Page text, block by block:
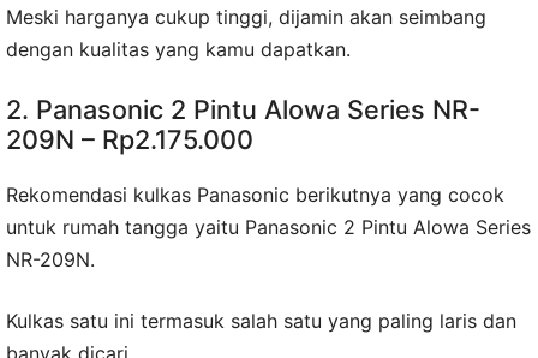
Meski harganya cukup tinggi, dijamin akan seimbang
dengan kualitas yang kamu dapatkan.
2. Panasonic 2 Pintu Alowa Series NR-
209N – Rp2.175.000
Rekomendasi kulkas Panasonic berikutnya yang cocok
untuk rumah tangga yaitu Panasonic 2 Pintu Alowa Series
NR-209N.
Kulkas satu ini termasuk salah satu yang paling laris dan
banyak dicari.